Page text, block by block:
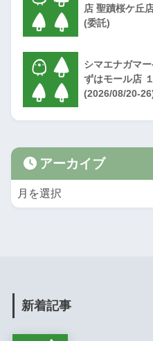
店 聖蹟桜ケ丘
(委託)
シマエナガマ
ずはモール店
(2026/08/20-
アーカイブ
新着記事